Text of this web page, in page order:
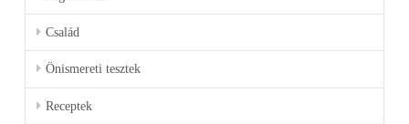
Család
Önismereti tesztek
Receptek